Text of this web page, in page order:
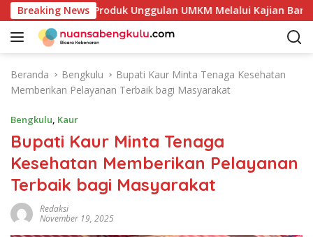
a
Breaking News
Potensi Produk Unggulan UMKM Melalui Kajian Bank
Beranda Bengkulu
Bupati Kaur Minta Tenaga Kesehatan
Memberikan Pelayanan Terbaik bagi Masyarakat
Bengkulu, Kaur
Bupati Kaur Minta Tenaga
Kesehatan Memberikan Pelayanan
Terbaik bagi Masyarakat
Redaksi
November 19, 2025